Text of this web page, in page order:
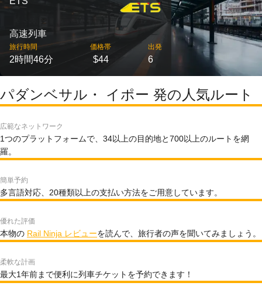
高速列車
旅行時間
2時間46分
価格帯
$44
出発
6
パダンベサル・ イポー 発の人気ルート
広範なネットワーク
1つのプラットフォームで、34以上の目的地と700以上のルートを網
羅。
簡単予約
多言語対応、20種類以上の支払い方法をご用意しています。
優れた評価
本物の Rail Ninja レビューを読んで、旅行者の声を聞いてみましょう。
柔軟な計画
最大1年前まで便利に列車チケットを予約できます！